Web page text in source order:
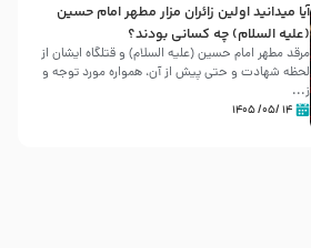
آیا میدانید اولین زائران مزار مطهر امام حسین
(علیه السلام) چه کسانی بودند؟
مرقد مطهر امام حسین (علیه السلام) و قتلگاه ایشان از
لحظه شهادت و حتی پیش از آن، همواره مورد توجه و
ز...
۱۴ /۰۵/ ۱۴۰۵